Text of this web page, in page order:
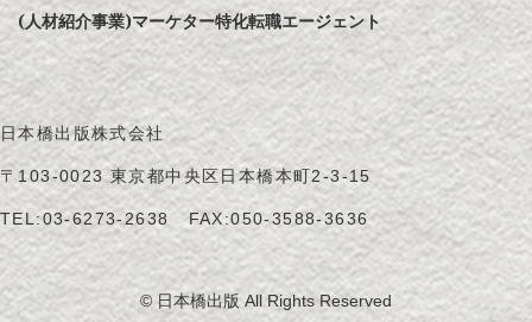
(人材紹介事業)マーケター特化転職エージェント
日本橋出版株式会社
〒103-0023 東京都中央区日本橋本町2-3-15
TEL:03-6273-2638 FAX:050-3588-3636
© 日本橋出版 All Rights Reserved